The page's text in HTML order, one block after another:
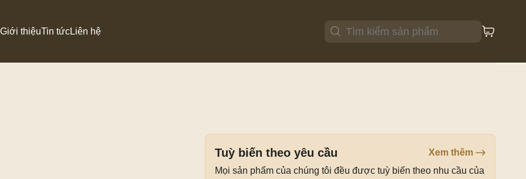
Giới thiệuTin tứcLiên hệ
Tuỳ biến theo yêu cầu
Xem thêm
Mọi sản phẩm của chúng tôi đều được tuỳ biến theo nhu cầu của